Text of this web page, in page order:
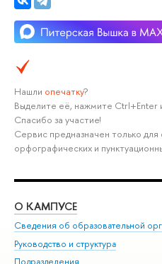
Нашли опечатку?
Выделите её, нажмите Ctrl+Enter
Спасибо за участие!
Сервис предназначен только
орфографических и
О КАМПУСЕ
Сведения об образовательной
Руководство и структура